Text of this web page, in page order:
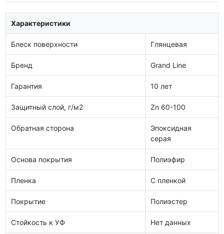
Характеристики
Блеск поверхности Глянцевая
Бренд Grand Line
Гарантия 10 лет
Защитный слой, г/м2 Zn 60-100
Обратная сторона
Эпоксидная
серая
Основа покрытия Полиэфир
Пленка С пленкой
Покрытие Полиэстер
Стойкость к УФ Нет данных